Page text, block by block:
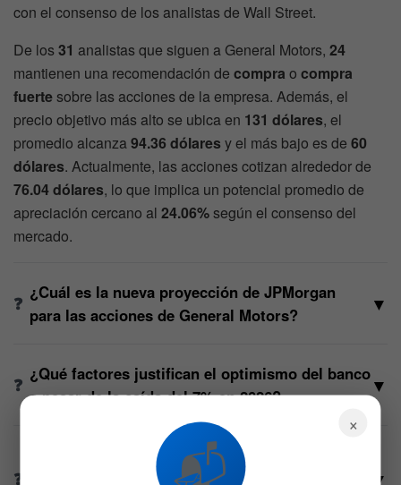
con el consenso de los analistas de Wall Street.
De los31 analistas que siguen a General Motors, 24
mantienen una recomendación de compra o compra
fuertesobre las acciones de la empresa. Además, el
precio objetivo más alto se ubica en 131 dólares, el
promedio alcanza 94.36 dólares y el más bajo es de 60
dólares. Actualmente, las acciones cotizan alrededor de
76.04 dólares, lo que implica un potencial promedio de
apreciación cercano al 24.06%según el consenso del
mercado.
¿Cuál es la nueva proyección de JPMorgan
para las acciones de General Motors?
▼
¿Qué factores justifican el optimismo del banco
a pesar de la caída del 7% en 2026?
▼
¿Qué eventos y sectores actuarán como
catalizadores para la empresa en el corto
▼
×
📬